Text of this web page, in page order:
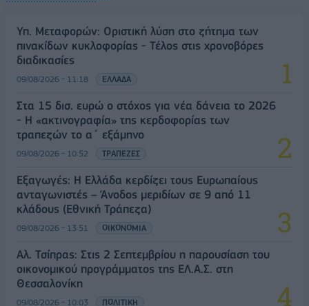
Υπ. Μεταφορών: Οριστική λύση στο ζήτημα των
πινακίδων κυκλοφορίας - Τέλος στις χρονοβόρες
διαδικασίες
09/08/2026 - 11:18 ΕΛΛΑΔΑ
Στα 15 δισ. ευρώ ο στόχος για νέα δάνεια το 2026
- Η «ακτινογραφία» της κερδοφορίας των
τραπεζών το α΄ εξάμηνο
09/08/2026 - 10:52 ΤΡΑΠΕΖΕΣ
Εξαγωγές: Η Ελλάδα κερδίζει τους Ευρωπαίους
ανταγωνιστές – Άνοδος μεριδίων σε 9 από 11
κλάδους (Εθνική Τράπεζα)
09/08/2026 - 13:51 ΟΙΚΟΝΟΜΙΑ
Αλ. Τσίπρας: Στις 2 Σεπτεμβρίου η παρουσίαση του
οικονομικού προγράμματος της ΕΛ.Α.Σ. στη
Θεσσαλονίκη
09/08/2026 - 10:03 ΠΟΛΙΤΙΚΗ